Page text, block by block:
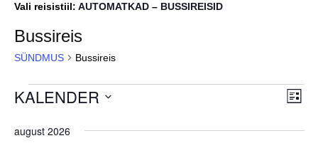
Vali reisistiil: AUTOMATKAD– BUSSIREISID
Bussireis
SÜNDMUS Bussireis
SÜNDMUS
KALENDER
date.
august 2026